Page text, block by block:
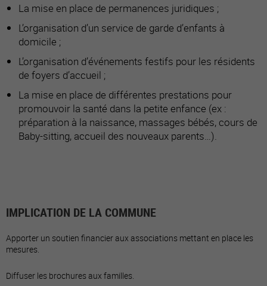
La mise en place de permanences juridiques ;
L’organisation d’un service de garde d’enfants à
domicile ;
L’organisation d’événements festifs pour les résidents
de foyers d’accueil ;
La mise en place de différentes prestations pour
promouvoir la santé dans la petite enfance (ex :
préparation à la naissance, massages bébés, cours de
Baby-sitting, accueil des nouveaux parents…).
IMPLICATION DE LA COMMUNE
Apporter un soutien financier aux associations mettant en place les
mesures.
Diffuser les brochures aux familles.